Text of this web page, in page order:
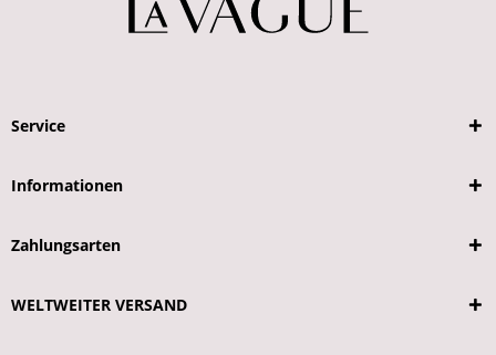
Service
Informationen
Zahlungsarten
WELTWEITER VERSAND